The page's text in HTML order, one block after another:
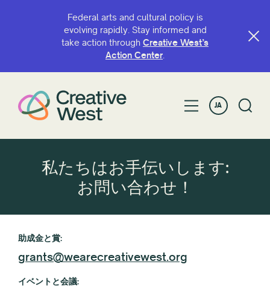
Federal arts and cultural policy is
evolving rapidly. Stay informed and
take action through Creative West’s
Action Center.
JA
私たちはお手伝いします:
お問い合わせ！
助成金と賞:
grants@wearecreativewest.org
イベントと会議: